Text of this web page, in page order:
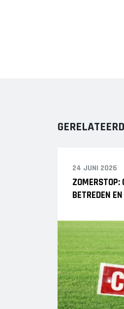
24 JUNI 2026
ZOMERSTOP:
BETREDEN